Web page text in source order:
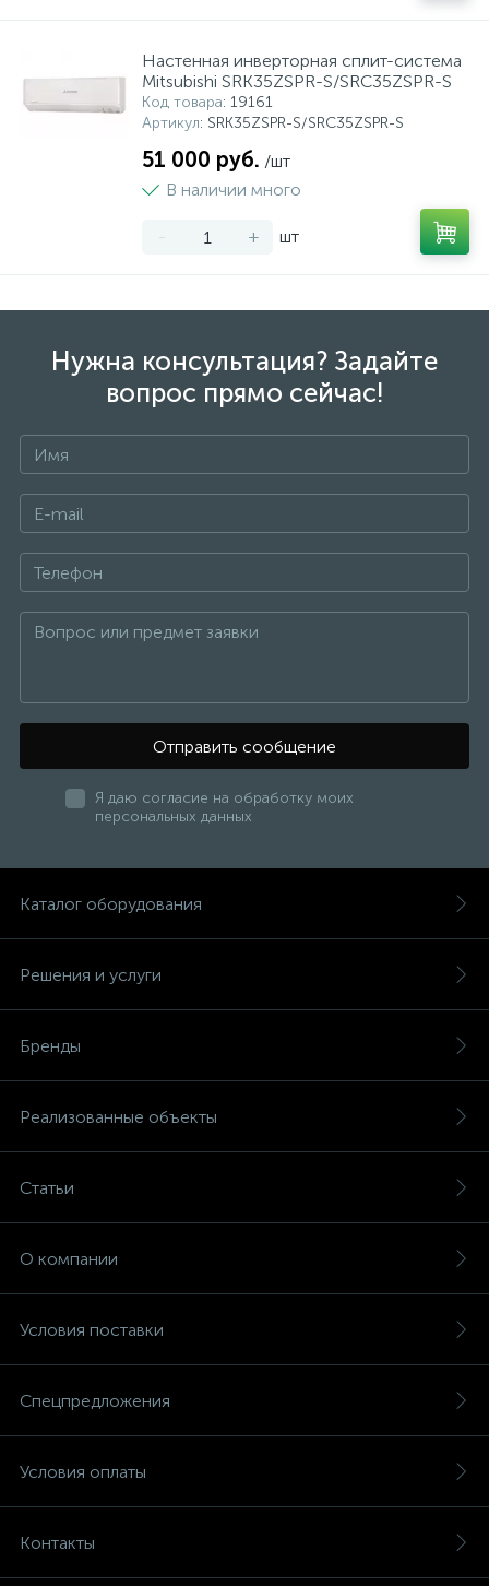
Настенная инверторная сплит-система
Mitsubishi SRK35ZSPR-S/SRC35ZSPR-S
Код товара: 19161
Артикул: SRK35ZSPR-S/SRC35ZSPR-S
51 000 руб. /шт
В наличии много
- + шт
Нужна консультация? Задайте
вопрос прямо сейчас!
Отправить сообщение
Я даю согласие на обработку моих
персональных данных
Каталог оборудования
Решения и услуги
Бренды
Реализованные объекты
Статьи
О компании
Условия поставки
Спецпредложения
Условия оплаты
Контакты